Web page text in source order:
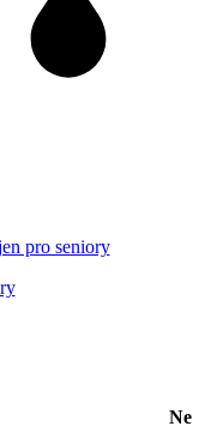
pro seniory
Ne